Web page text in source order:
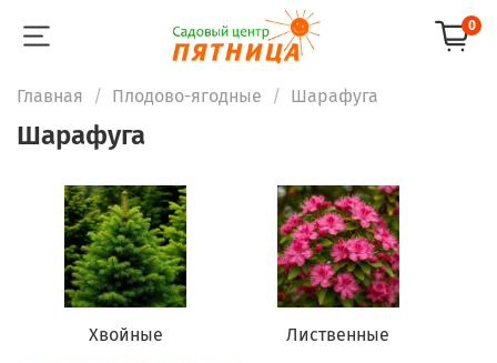
0
Главная Плодово-ягодные Шарафуга
Шарафуга
Хвойные Лиственные